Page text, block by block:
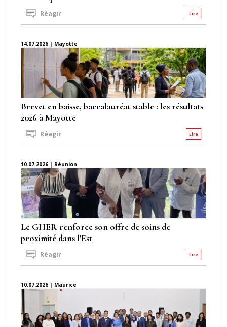
Lire
Réagir
14.07.2026 | Mayotte
Brevet en baisse, baccalauréat stable : les résultats
2026 à Mayotte
Lire
Réagir
10.07.2026 | Réunion
Le GHER renforce son offre de soins de
proximité dans l'Est
Lire
Réagir
10.07.2026 | Maurice